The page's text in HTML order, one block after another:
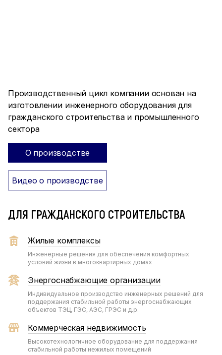
Производственный цикл компании основан на
изготовлении инженерного оборудования для
гражданского строительства и промышленного
сектора
О производстве
Видео о производстве
ДЛЯ ГРАЖДАНСКОГО СТРОИТЕЛЬСТВА
Жилые комплексы
Инженерные решения для обеспечения комфортных
условий жизни в многоквартирных домах
Энергоснабжающие организации
Индивидуальное производство инженерных решений для
поддержания стабильной работы энергоснабжающих
объектов ТЭЦ, ГЭС, АЭС, ГРЭС и д.р.
Коммерческая недвижимость
Высокотехнологичное оборудование для поддержания
стабильной работы нежилых помещений